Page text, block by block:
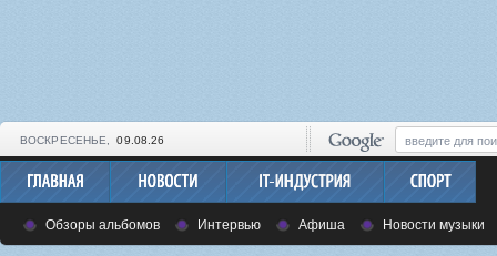
ВОСКРЕСЕНЬЕ, 09.08.26
Обзоры альбомов Интервью Афиша Новости музыки